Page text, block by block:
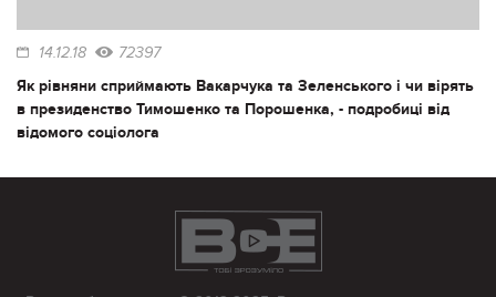
14.12.18 72397
Як рівняни сприймають Вакарчука та Зеленського і чи вірять
в президенство Тимошенко та Порошенка, - подробиці від
відомого соціолога